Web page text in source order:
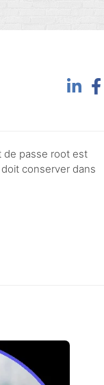
de passe root est
conserver dans